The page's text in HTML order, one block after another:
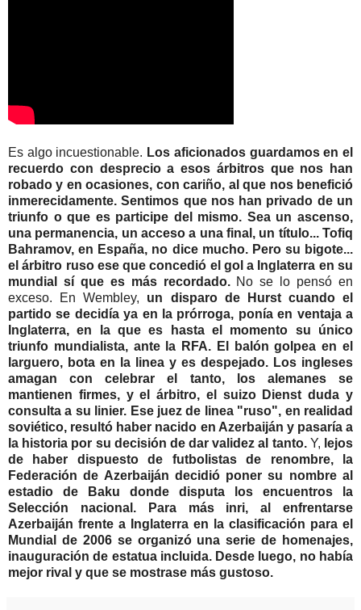
Es algo incuestionable. Los aficionados guardamos en el
recuerdo con desprecio a esos árbitros que nos han
robado y en ocasiones, con cariño, al que nos benefició
inmerecidamente. Sentimos que nos han privado de un
triunfo o que es participe del mismo. Sea un ascenso,
una permanencia, un acceso a una final, un título... Tofiq
Bahramov, en España, no dice mucho. Pero su bigote...
el árbitro ruso ese que concedió el gol a Inglaterra en su
mundial sí que es más recordado.No se lo pensó en
exceso. En Wembley, un disparo de Hurst cuando el
partido se decidía ya en la prórroga, ponía en ventaja a
Inglaterra, en la que es hasta el momento su único
triunfo mundialista, ante la RFA. El balón golpea en el
larguero, bota en la linea y es despejado. Los ingleses
amagan con celebrar el tanto, los alemanes se
mantienen firmes, y el árbitro, el suizo Dienst duda y
consulta a su linier. Ese juez de linea "ruso", en realidad
soviético, resultó haber nacido en Azerbaiján y pasaría a
la historia por su decisión de dar validez al tanto.Y, lejos
de haber dispuesto de futbolistas de renombre, la
Federación de Azerbaiján decidió poner su nombre al
estadio de Baku donde disputa los encuentros la
Selección nacional. Para más inri, al enfrentarse
Azerbaiján frente a Inglaterra en la clasificación para el
Mundial de 2006 se organizó una serie de homenajes,
inauguración de estatua incluida. Desde luego, no había
mejor rival y que se mostrase más gustoso.